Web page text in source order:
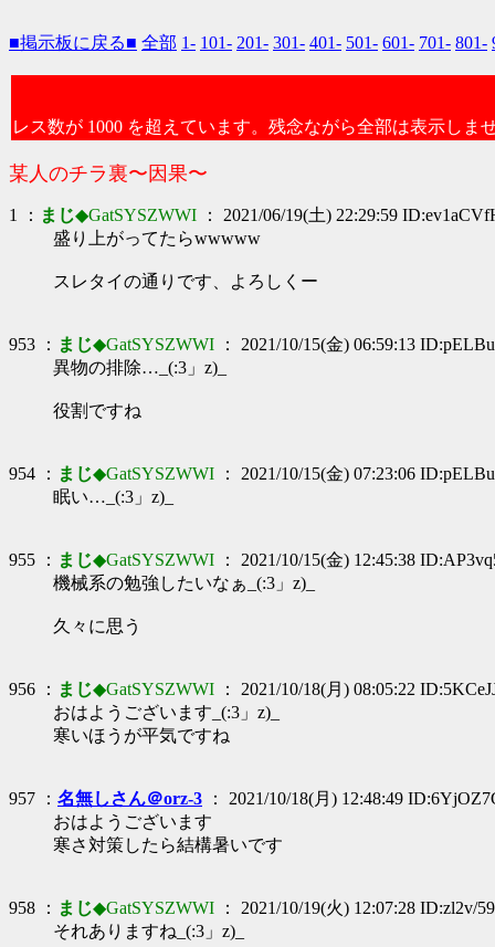
■掲示板に戻る■ 全部 1- 101- 201- 301- 401- 501- 601- 701- 801-
レス数が 1000 を超えています。残念ながら全部は表示しませ
某人のチラ裏〜因果〜
1 ： まじ◆GatSYSZWWI ： 2021/06/19(土) 22:29:59
盛り上がってたらwwwww
スレタイの通りです、よろしくー
953 ： まじ◆GatSYSZWWI ： 2021/10/15(金) 06:59:13
異物の排除…_(:3」z)_
役割ですね
954 ： まじ◆GatSYSZWWI ： 2021/10/15(金) 07:23:06
眠い…_(:3」z)_
955 ： まじ◆GatSYSZWWI ： 2021/10/15(金) 12:45:38
機械系の勉強したいなぁ_(:3」z)_
久々に思う
956 ： まじ◆GatSYSZWWI ： 2021/10/18(月) 08:05:22
おはようございます_(:3」z)_
寒いほうが平気ですね
957 ： 名無しさん＠orz-3 ： 2021/10/18(月) 12:48:49
おはようございます
寒さ対策したら結構暑いです
958 ： まじ◆GatSYSZWWI ： 2021/10/19(火) 12:07:28 ID:zl2v/
それありますね_(:3」z)_